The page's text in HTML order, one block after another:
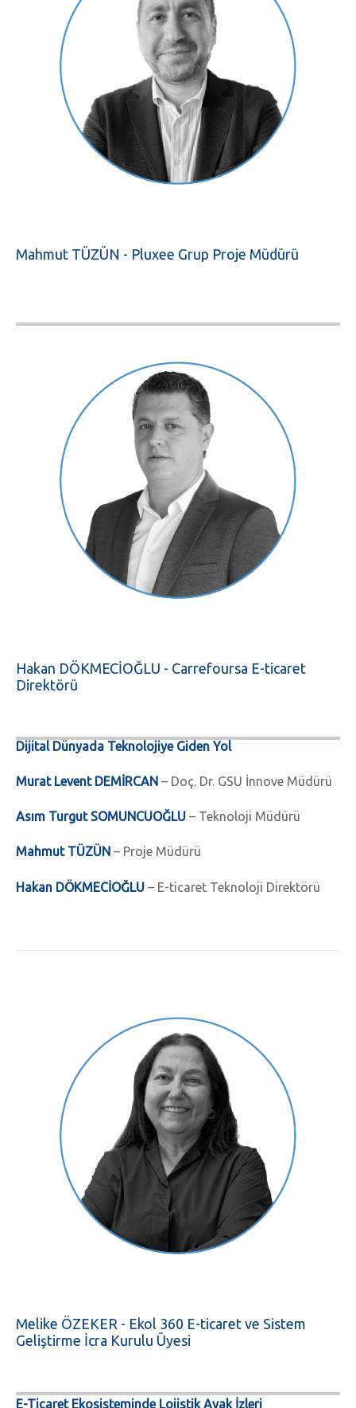
Mahmut TÜZÜN - Pluxee Grup Proje Müdürü
Hakan DÖKMECİOĞLU - Carrefoursa E-ticaret
Direktörü
Dijital Dünyada Teknolojiye Giden Yol
Murat Levent DEMİRCAN – Doç. Dr. GSU İnnove Müdürü
Asım Turgut SOMUNCUOĞLU – Teknoloji Müdürü
Mahmut TÜZÜN – Proje Müdürü
Hakan DÖKMECİOĞLU – E-ticaret Teknoloji Direktörü
Melike ÖZEKER - Ekol 360 E-ticaret ve Sistem
Geliştirme İcra Kurulu Üyesi
E-Ticaret Ekosisteminde Lojistik Ayak İzleri